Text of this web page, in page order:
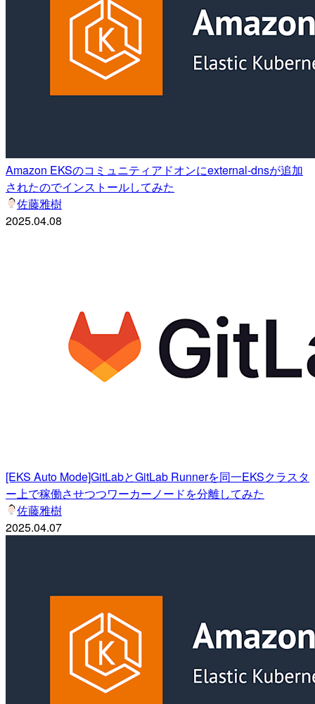
Amazon EKSのコミュニティアドオンにexternal-dnsが追加
されたのでインストールしてみた
佐藤雅樹
2025.04.08
[EKS Auto Mode]GitLabとGitLab Runnerを同一EKSクラスタ
ー上で稼働させつつワーカーノードを分離してみた
佐藤雅樹
2025.04.07